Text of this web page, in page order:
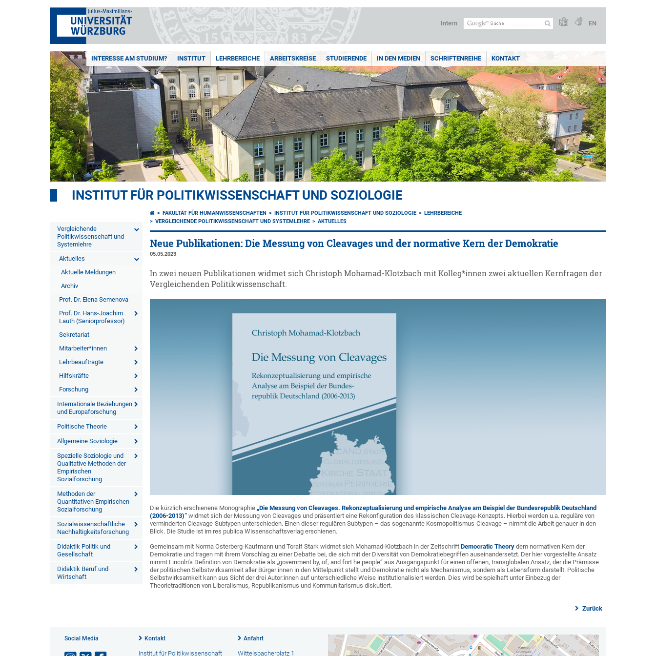
Intern EN
INTERESSE AM STUDIUM? INSTITUT LEHRBEREICHE ARBEITSKREISE STUDIERENDE IN DEN MEDIEN SCHRIFTENREIHE KONTAKT
INSTITUT FÜR POLITIKWISSENSCHAFT UND SOZIOLOGIE
Vergleichende
Politikwissenschaft und
Systemlehre
Aktuelles
Aktuelle Meldungen
Archiv
Prof. Dr. Elena Semenova
Prof. Dr. Hans-Joachim
Lauth (Seniorprofessor)
Sekretariat
Mitarbeiter*innen
Lehrbeauftragte
Hilfskräfte
Forschung
Internationale Beziehungen
und Europaforschung
Politische Theorie
Allgemeine Soziologie
Spezielle Soziologie und
Qualitative Methoden der
Empirischen
Sozialforschung
Methoden der
Quantitativen Empirischen
Sozialforschung
Sozialwissenschaftliche
Nachhaltigkeitsforschung
Didaktik Politik und
Gesellschaft
Didaktik Beruf und
Wirtschaft
FAKULTÄT FÜR HUMANWISSENSCHAFTEN INSTITUT FÜR POLITIKWISSENSCHAFT UND SOZIOLOGIE
LEHRBEREICHE
VERGLEICHENDE POLITIKWISSENSCHAFT UND SYSTEMLEHRE
AKTUELLES
Neue Publikationen: Die Messung von Cleavages und der normative Kern der Demokratie
05.05.2023
In zwei neuen Publikationen widmet sich Christoph Mohamad-Klotzbach mit Kolleg*innen zwei aktuellen Kernfragen der
Vergleichenden Politikwissenschaft.
Die kürzlich erschienene Monographie „Die Messung von Cleavages. Rekonzeptualisierung und empirische Analyse am Beispiel der Bundesrepublik Deutschland
(2006-2013)“ widmet sich der Messung von Cleavages und präsentiert eine Rekonfiguration des klassischen Cleavage-Konzepts. Hierbei werden u.a. reguläre von
verminderten Cleavage-Subtypen unterschieden. Einen dieser regulären Subtypen – das sogenannte Kosmopolitismus-Cleavage – nimmt die Arbeit genauer in den
Blick. Die Studie ist im res publica Wissenschaftsverlag erschienen.
Gemeinsam mit Norma Osterberg-Kaufmann und Toralf Stark widmet sich Mohamad-Klotzbach in der ZeitschriftDemocratic Theory dem normativen Kern der
Demokratie und tragen mit ihrem Vorschlag zu einer Debatte bei, die sich mit der Diversität von Demokratiebegriffen auseinandersetzt. Der hier vorgestellte Ansatz
nimmt Lincoln’s Definition von Demokratie als „government by, of, and fort he people“ aus Ausgangspunkt für einen offenen, transglobalen Ansatz, der die Prämisse
der politischen Selbstwirksamkeit aller Bürger:innen in den Mittelpunkt stellt und Demokratie nicht als Mechanismus, sondern als Lebensform darstellt. Politische
Selbstwirksamkeit kann aus Sicht der drei Autor:innen auf unterschiedliche Weise institutionalisiert werden. Dies wird beispielhaft unter Einbezug der
Theorietraditionen von Liberalismus, Republikanismus und Kommunitarismus diskutiert.
Zurück
Social Media Kontakt
Institut für Politikwissenschaft
Anfahrt
Wittelsbacherplatz 1